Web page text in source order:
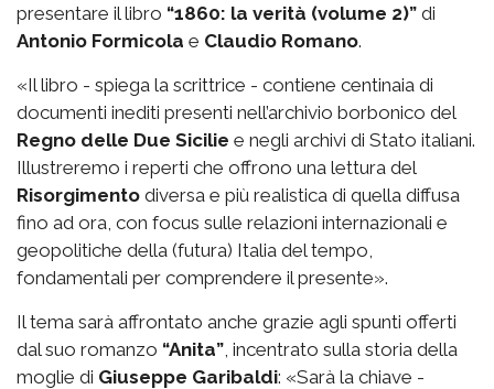
presentare il libro “1860: la verità (volume 2)” di
Antonio Formicola e Claudio Romano.
«Il libro - spiega la scrittrice - contiene centinaia di
documenti inediti presenti nell’archivio borbonico del
Regno delle Due Sicilie e negli archivi di Stato italiani.
Illustreremo i reperti che offrono una lettura del
Risorgimento diversa e più realistica di quella diffusa
fino ad ora, con focus sulle relazioni internazionali e
geopolitiche della (futura) Italia del tempo,
fondamentali per comprendere il presente».
Il tema sarà affrontato anche grazie agli spunti offerti
dal suo romanzo “Anita” , incentrato sulla storia della
moglie di Giuseppe Garibaldi: «Sarà la chiave -